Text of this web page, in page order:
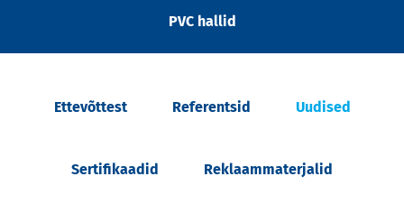
PVC hallid
Ettevõttest Referentsid Uudised
Sertifikaadid Reklaammaterjalid